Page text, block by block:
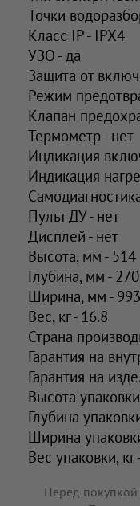
Точки
Класс IP - IPX4
УЗО - да
Защита от
Режим
Клапан
Термометр - нет
Индикация
Индикация
Пульт ДУ - нет
Дисплей - нет
Высота, мм - 514
Глубина, мм - 270
Ширина, мм - 993
Вес, кг - 16.8
Страна
Гарантия на
Гарантия на
Высота
Глубина
Ширина
Вес упаковки, кг
Перед покупкой